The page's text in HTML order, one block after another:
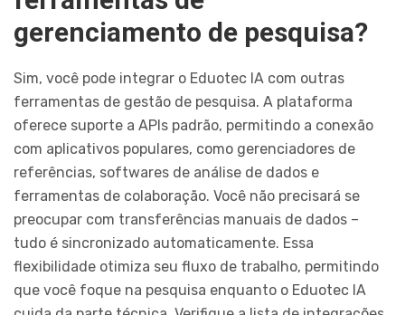
gerenciamento de pesquisa?
Sim, você pode integrar o Eduotec IA com outras
ferramentas de gestão de pesquisa. A plataforma
oferece suporte a APIs padrão, permitindo a conexão
com aplicativos populares, como gerenciadores de
referências, softwares de análise de dados e
ferramentas de colaboração. Você não precisará se
preocupar com transferências manuais de dados –
tudo é sincronizado automaticamente. Essa
flexibilidade otimiza seu fluxo de trabalho, permitindo
que você foque na pesquisa enquanto o Eduotec IA